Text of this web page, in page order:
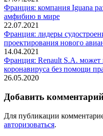
Франция: компания Iguana
амфибию в мире
22.07.2021
Франция: лидеры
проектирования нового
14.04.2021
Франция: Renault S.A. может
коронавируса без помощи
26.05.2020
Добавить
Для публикации
авторизоваться.